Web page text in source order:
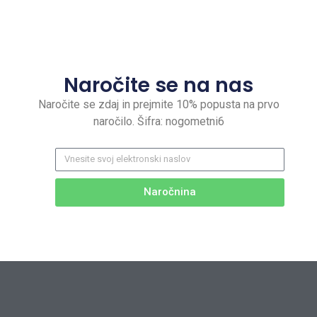
Naročite se na nas
Naročite se zdaj in prejmite 10% popusta na prvo
naročilo. Šifra: nogometni6
Naročnina